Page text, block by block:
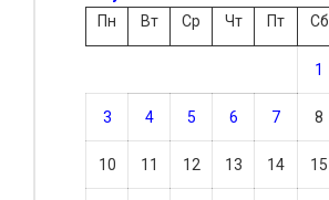
Пн
Вт Ср Чт Пт Сб
1
3 4 5 6 7 8
10 11 12 13 14 15